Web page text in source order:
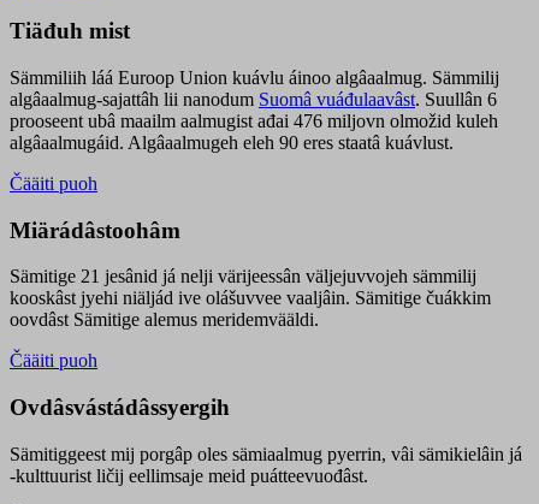
Tiäđuh mist
Sämmiliih láá Euroop Union kuávlu áinoo algâaalmug. Sämmilij
algâaalmug-sajattâh lii nanodum Suomâ vuáđulaavâst. Suullân 6
prooseent ubâ maailm aalmugist ađai 476 miljovn olmožid kuleh
algâaalmugáid. Algâaalmugeh eleh 90 eres staatâ kuávlust.
Čääiti puoh
Miärádâstoohâm
Sämitige 21 jesânid já nelji värijeessân väljejuvvojeh sämmilij
kooskâst jyehi niäljád ive olášuvvee vaaljâin. Sämitige čuákkim
oovdâst Sämitige alemus meridemvääldi.
Čääiti puoh
Ovdâsvástádâssyergih
Sämitiggeest mij porgâp oles sämiaalmug pyerrin, vâi sämikielâin já
-kulttuurist ličij eellimsaje meid puátteevuođâst.